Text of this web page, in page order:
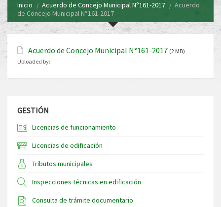
Inicio Acuerdo de Concejo Municipal N°161-2017
Acuerdo
de Concejo Municipal N°161-2017
Acuerdo de Concejo Municipal N°161-2017 (2 MB)
Uploaded by:
GESTIÓN
Licencias de funcionamiento
Licencias de edificación
Tributos municipales
Inspecciones técnicas en edificación
Consulta de trámite documentario